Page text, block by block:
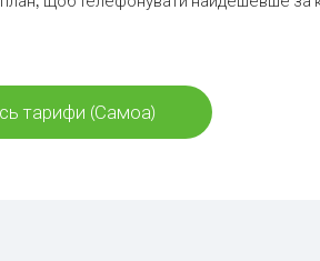
тарифи (Самоа)